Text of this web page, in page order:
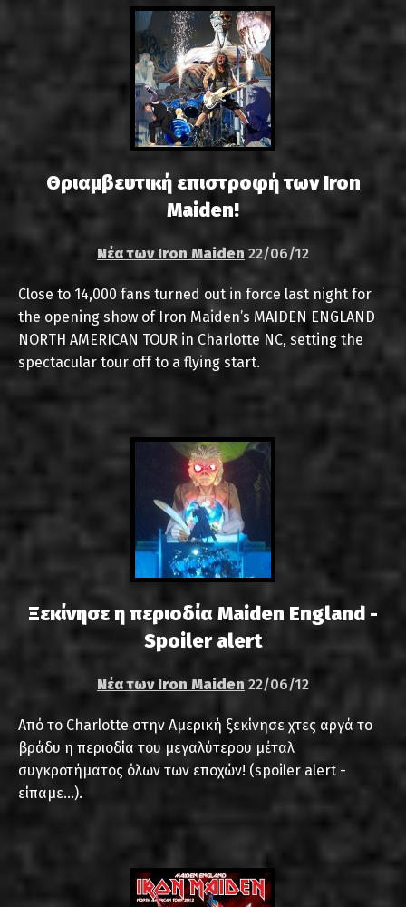
Θριαμβευτική επιστροφή των Iron
Maiden!
Νέα των Iron Maiden 22/06/12
Close to 14,000 fans turned out in force last night for
the opening show of Iron Maiden’s MAIDEN ENGLAND
NORTH AMERICAN TOUR in Charlotte NC, setting the
spectacular tour off to a flying start.
Ξεκίνησε η περιοδία Maiden England -
Spoiler alert
Νέα των Iron Maiden 22/06/12
Από το Charlotte στην Αμερική ξεκίνησε χτες αργά το
βράδυ η περιοδία του μεγαλύτερου μέταλ
συγκροτήματος όλων των εποχών! (spoiler alert -
είπαμε...).